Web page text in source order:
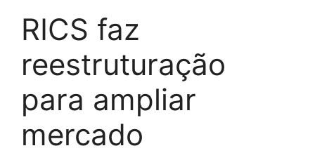
RICS faz
reestruturação
para ampliar
mercado